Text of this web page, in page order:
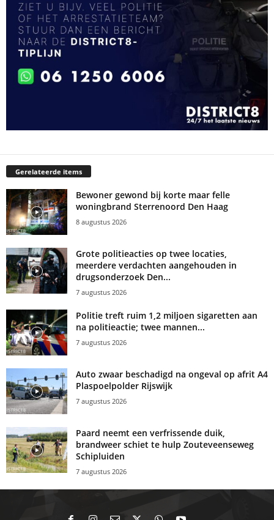
Gerelateerde items
Bewoner gewond bij korte maar felle
woningbrand Sterrenoord Den Haag
8 augustus 2026
Grote politieacties op twee locaties,
meerdere verdachten aangehouden in
drugsonderzoek Den...
7 augustus 2026
Politie treft ruim 1,2 miljoen sigaretten aan
na politieactie; twee mannen...
7 augustus 2026
Auto zwaar beschadigd na ongeval op afrit A4
Plaspoelpolder Rijswijk
7 augustus 2026
Paard neemt een verfrissende duik,
brandweer schiet te hulp Zouteveenseweg
Schipluiden
7 augustus 2026